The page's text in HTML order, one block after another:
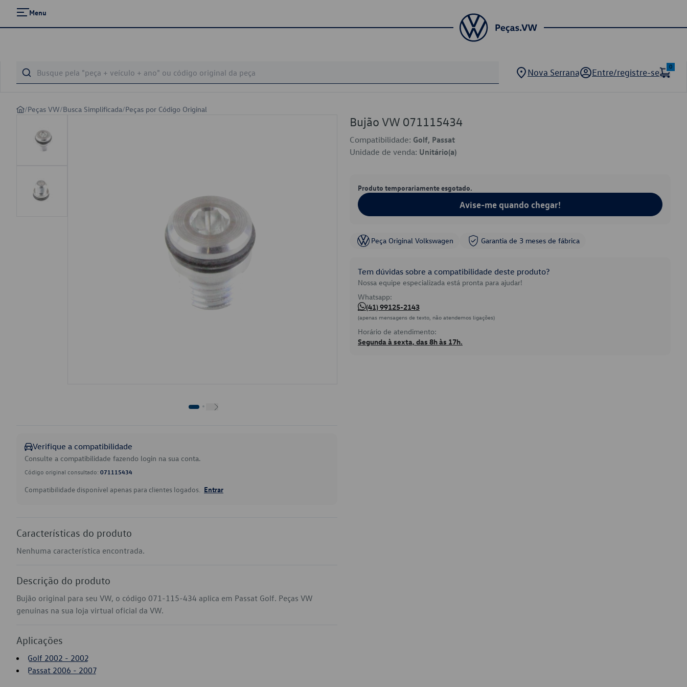
Menu
Nova Serrana Entre/registre-se
0
/Peças VW/Busca Simplificada/Peças por Código Original
Verifique a compatibilidade
Consulte a compatibilidade fazendo login na sua conta.
Código original consultado: 071115434
Compatibilidade disponível apenas para clientes logados. Entrar
Características do produto
Nenhuma característica encontrada.
Descrição do produto
Bujão original para seu VW, o código 071-115-434 aplica em Passat Golf. Peças VW
genuínas na sua loja virtual oficial da VW.
Aplicações
Golf 2002 - 2002
Passat 2006 - 2007
Bujão VW 071115434
Compatibilidade: Golf, Passat
Unidade de venda: Unitário(a)
Produto temporariamente esgotado.
Avise-me quando chegar!
Peça Original Volkswagen Garantia de 3 meses de fábrica
Tem dúvidas sobre a compatibilidade deste produto?
Nossa equipe especializada está pronta para ajudar!
Whatsapp:
(41) 99125-2143
(apenas mensagens de texto, não atendemos ligações)
Horário de atendimento:
Segunda à sexta, das 8h às 17h.